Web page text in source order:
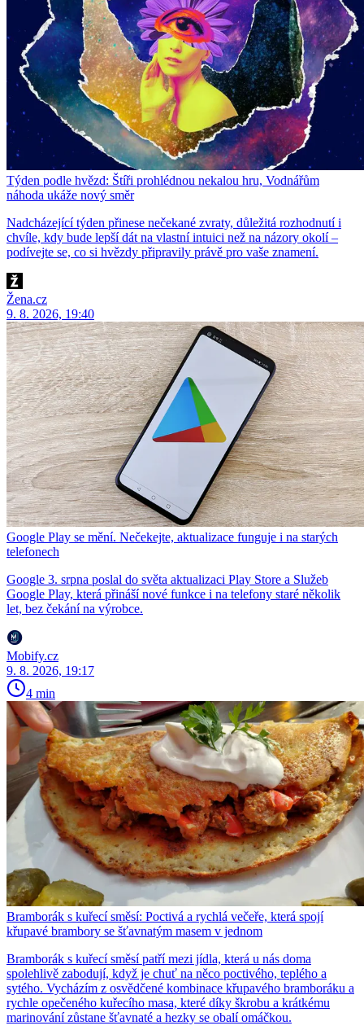
Týden podle hvězd: Štíři prohlédnou nekalou hru, Vodnářům
náhoda ukáže nový směr
Nadcházející týden přinese nečekané zvraty, důležitá rozhodnutí i
chvíle, kdy bude lepší dát na vlastní intuici než na názory okolí –
podívejte se, co si hvězdy připravily právě pro vaše znamení.
Žena.cz
9. 8. 2026, 19:40
Google Play se mění. Nečekejte, aktualizace funguje i na starých
telefonech
Google 3. srpna poslal do světa aktualizaci Play Store a Služeb
Google Play, která přináší nové funkce i na telefony staré několik
let, bez čekání na výrobce.
Mobify.cz
9. 8. 2026, 19:17
4 min
Bramborák s kuřecí směsí: Poctivá a rychlá večeře, která spojí
křupavé brambory se šťavnatým masem v jednom
Bramborák s kuřecí směsí patří mezi jídla, která u nás doma
spolehlivě zabodují, když je chuť na něco poctivého, teplého a
sytého. Vycházím z osvědčené kombinace křupavého bramboráku a
rychle opečeného kuřecího masa, které díky škrobu a krátkému
marinování zůstane šťavnaté a hezky se obalí omáčkou.